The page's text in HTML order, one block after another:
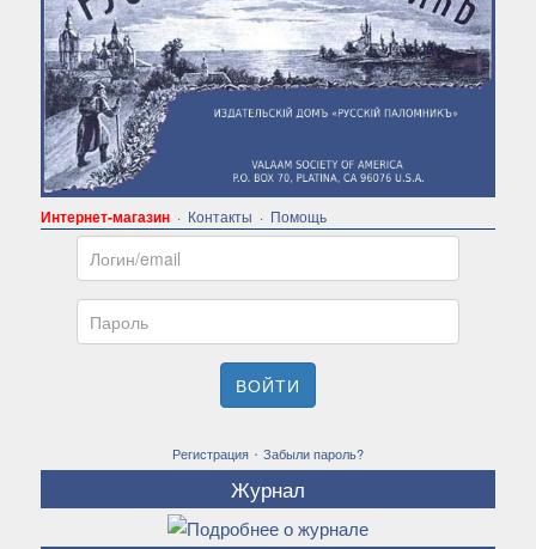
Интернет-магазин· Контакты · Помощь
Email
Пароль
ВОЙТИ
Регистрация· Забыли пароль?
Журнал